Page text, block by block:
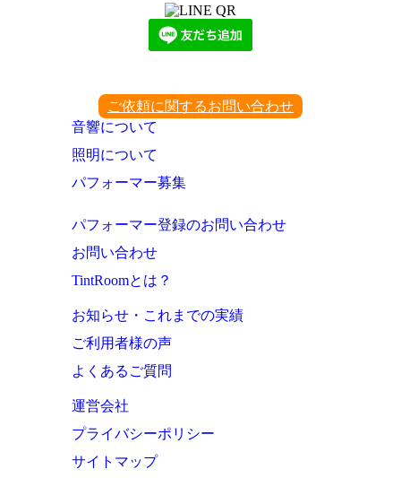
ご依頼に関するお問い合わせ
音響について
照明について
パフォーマー募集
パフォーマー登録のお問い合わせ
お問い合わせ
TintRoomとは？
お知らせ・これまでの実績
ご利用者様の声
よくあるご質問
運営会社
プライバシーポリシー
サイトマップ